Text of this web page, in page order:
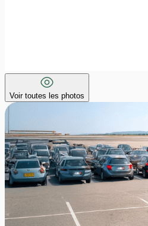
Voir toutes les photos